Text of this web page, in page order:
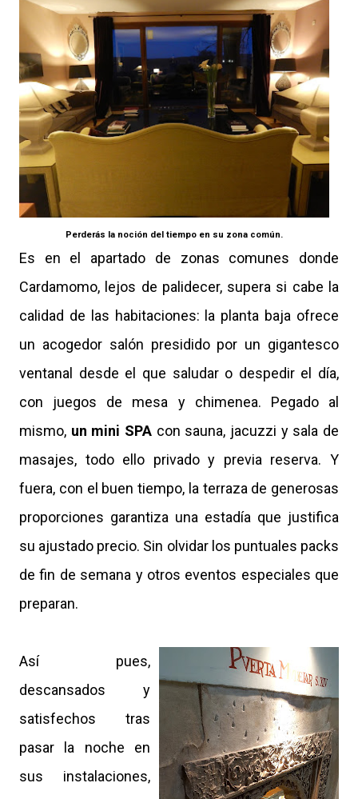
Perderás la noción del tiempo en su zona común.
Es en el apartado de zonas comunes donde
Cardamomo, lejos de palidecer, supera si cabe la
calidad de las habitaciones: la planta baja ofrece
un acogedor salón presidido por un gigantesco
ventanal desde el que saludar o despedir el día,
con juegos de mesa y chimenea. Pegado al
mismo, un mini SPA con sauna, jacuzzi y sala de
masajes, todo ello privado y previa reserva. Y
fuera, con el buen tiempo, la terraza de generosas
proporciones garantiza una estadía que justifica
su ajustado precio. Sin olvidar los puntuales packs
de fin de semana y otros eventos especiales que
preparan.
Así pues,
descansados y
satisfechos tras
pasar la noche en
sus instalaciones,